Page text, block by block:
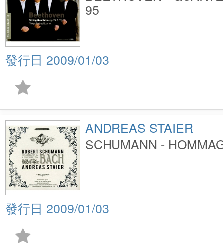
95
2009/01/03
ANDREAS STAIER
SCHUMANN -
2009/01/03